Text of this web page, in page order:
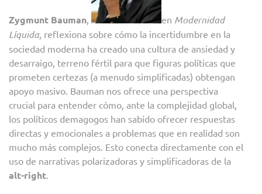
Zygmunt Bauman en Modernidad
Líquida, reflexiona sobre cómo la incertidumbre en la
sociedad moderna ha creado una cultura de ansiedad y
desarraigo, terreno fértil para que figuras políticas que
prometen certezas (a menudo simplificadas) obtengan
apoyo masivo. Bauman nos ofrece una perspectiva
crucial para entender cómo, ante la complejidad global,
los políticos demagogos han sabido ofrecer respuestas
directas y emocionales a problemas que en realidad son
mucho más complejos. Esto conecta directamente con el
uso de narrativas polarizadoras y simplificadoras de la
alt-right